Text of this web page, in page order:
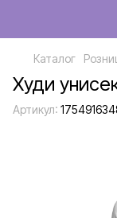
Каталог
Худи
Артикул: